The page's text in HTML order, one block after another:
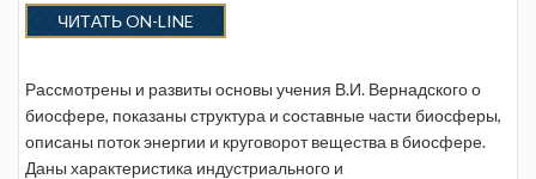
ЧИТАТЬ ON-LINE
Рассмотрены и развиты основы учения В.И. Вернадского о
биосфере, показаны структура и составные части биосферы,
описаны поток энергии и круговорот вещества в биосфере.
Даны характеристика индустриального и